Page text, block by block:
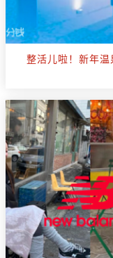
整活儿啦！新年